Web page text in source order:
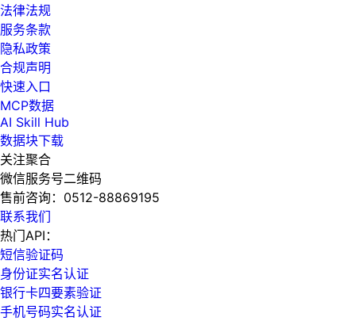
法律法规
服务条款
隐私政策
合规声明
快速入口
MCP数据
AI Skill Hub
数据块下载
关注聚合
微信服务号二维码
售前咨询： 0512-88869195
联系我们
热门API：
短信验证码
身份证实名认证
银行卡四要素验证
手机号码实名认证